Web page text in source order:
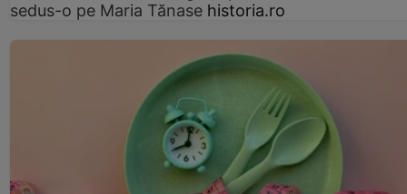
sedus-o pe Maria Tănase historia.ro